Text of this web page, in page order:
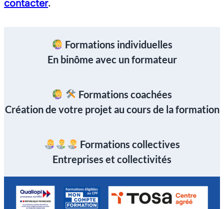
contacter.
Formations individuelles
En binôme avec un formateur
Formations coachées
Création de votre projet au cours de la formation
Formations collectives
Entreprises et collectivités